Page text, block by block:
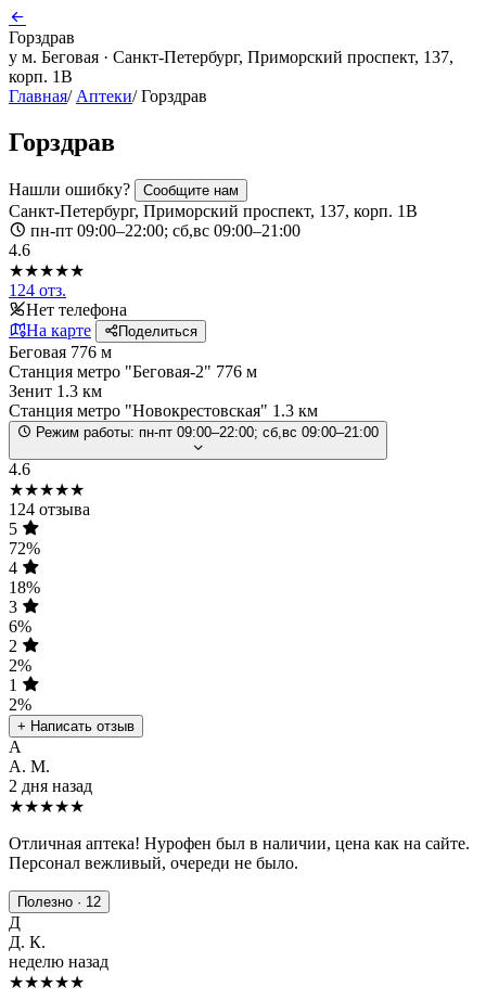
Горздрав
у м. Беговая · Санкт-Петербург, Приморский проспект, 137,
корп. 1В
Главная/ Аптеки/ Горздрав
Горздрав
Нашли ошибку? Сообщите нам
Санкт-Петербург, Приморский проспект, 137, корп. 1В
пн-пт 09:00–22:00; сб,вс 09:00–21:00
4.6
★★★★★
124 отз.
Нет телефона
На карте
Поделиться
Беговая 776 м
Станция метро "Беговая-2" 776 м
Зенит 1.3 км
Станция метро "Новокрестовская" 1.3 км
Режим работы: пн-пт 09:00–22:00; сб,вс 09:00–21:00
4.6
★★★★★
124 отзыва
5
72%
4
18%
3
6%
2
2%
1
2%
+ Написать отзыв
А
А. М.
2 дня назад
★★★★★
Отличная аптека! Нурофен был в наличии, цена как на сайте.
Персонал вежливый, очереди не было.
Полезно · 12
Д
Д. К.
неделю назад
★★★★★